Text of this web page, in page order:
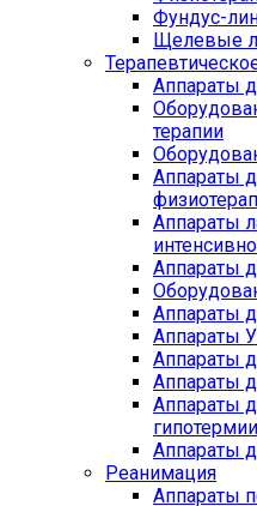
Фундус-
Щелевые
Аппараты
терапии
Аппараты
Аппараты
Аппараты
Аппараты
Аппараты
Аппараты
Аппараты
Аппараты
Аппараты
Реанимация
Аппараты